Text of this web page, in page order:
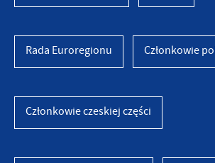
Rada Euroregionu Członkowie
Członkowie czeskiej części